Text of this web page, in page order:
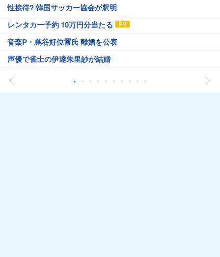
性接待? 韓国サッカー協会が釈明
レンタカー予約 10万円分当たる
音楽P・蔦谷好位置氏 離婚を公表
声優で雀士の伊達朱里紗が結婚